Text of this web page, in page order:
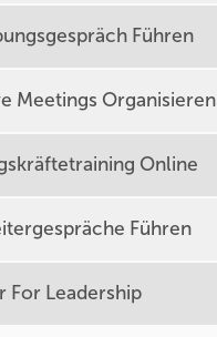
Führen
Meetings Organisieren
Online
Führen
For Leadership